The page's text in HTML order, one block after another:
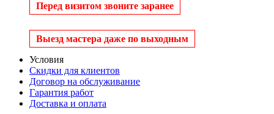
Перед визитом звоните заранее
Выезд мастера даже по выходным
Условия
Скидки для клиентов
Договор на обслуживание
Гарантия работ
Доставка и оплата